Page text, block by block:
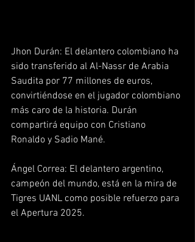
Jhon Durán: El delantero colombiano ha
sido transferido al Al-Nassr de Arabia
Saudita por 77 millones de euros,
convirtiéndose en el jugador colombiano
más caro de la historia. Durán
compartirá equipo con Cristiano
Ronaldo y Sadio Mané.
Ángel Correa: El delantero argentino,
campeón del mundo, está en la mira de
Tigres UANL como posible refuerzo para
el Apertura 2025.